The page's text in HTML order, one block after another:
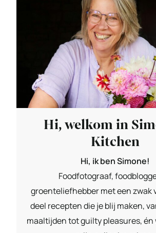
Hi, welkom in
Kitchen
Hi, ik ben Simone!
Foodfotograaf,
groenteliefhebber met een zwak
deel recepten die je blij maken,
maaltijden tot guilty pleasures, én